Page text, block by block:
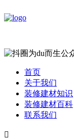
首页
关于我们
装修建材知识
装修建材百科
联系我们
